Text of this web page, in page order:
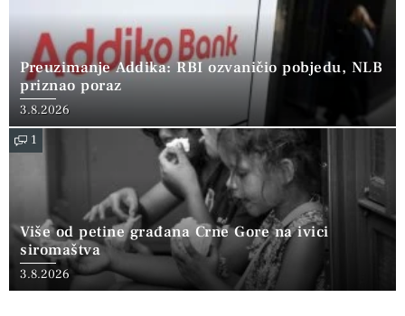
Preuzimanje Addika: RBI ozvaničio pobjedu, NLB
priznao poraz
3.8.2026
1
Više od petine građana Crne Gore na ivici
siromaštva
3.8.2026